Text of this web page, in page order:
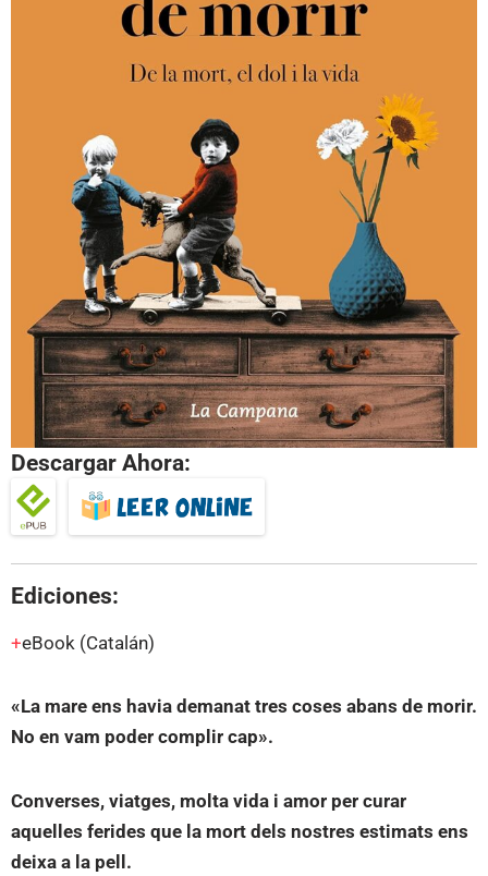
Descargar Ahora:
Ediciones:
eBook (Catalán)
«La mare ens havia demanat tres coses abans de morir.
No en vam poder complir cap».
Converses, viatges, molta vida i amor per curar
aquelles ferides que la mort dels nostres estimats ens
deixa a la pell.